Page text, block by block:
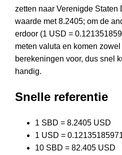
zetten naar Verenigde
waarde met 8.2405; om de
erdoor (1 USD =
meten valuta en komen
berekeningen voor, dus snel
handig.
Snelle referentie
1 SBD = 8.2405 USD
1 USD =
10 SBD = 82.405 USD